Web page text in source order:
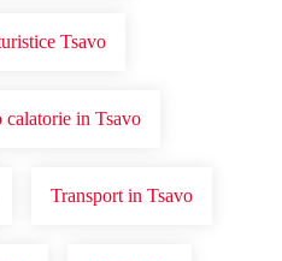
Tsavo
calatorie in Tsavo
Transport in Tsavo